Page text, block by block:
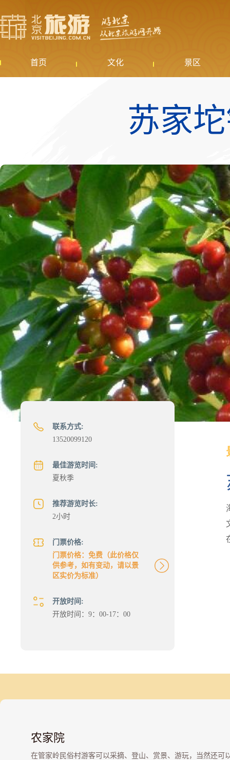
首页 文化 景区
苏家
联系方式:
13520099120
最佳游览时间:
夏秋季
推荐游览时长:
2小时
门票价格:
门票价格：免费（此价格仅
供参考，如有变动，请以景
区实价为标准）
开放时间:
开放时间：9：00-17：00
农家院
在管家岭民俗村游客可以采摘、登山、赏景、游玩，当然还可